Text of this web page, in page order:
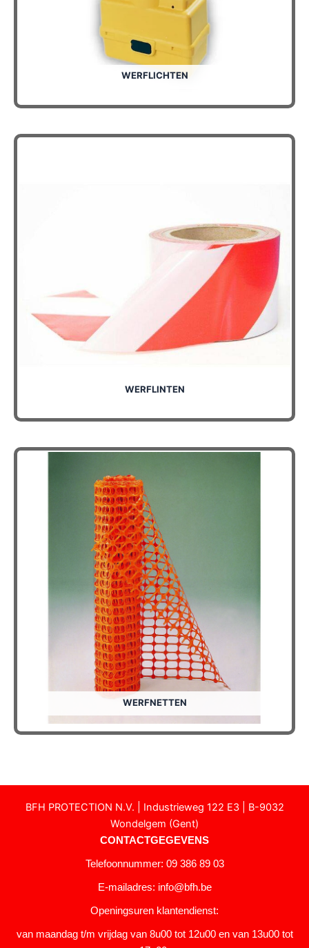
WERFLICHTEN
WERFLINTEN
WERFNETTEN
BFH PROTECTION N.V. | Industrieweg 122 E3 | B-9032
Wondelgem (Gent)
CONTACTGEGEVENS
Telefoonnummer: 09 386 89 03
E-mailadres: info@bfh.be
Openingsuren klantendienst:
van maandag t/m vrijdag van 8u00 tot 12u00 en van 13u00 tot